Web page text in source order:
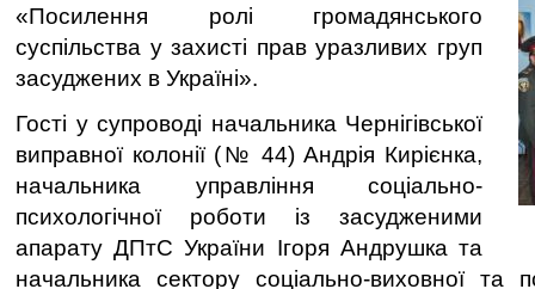
«Посилення ролі громадянського
суспільства у захисті прав уразливих груп
засуджених в Україні».
Гості у супроводі начальника Чернігівської
виправної колонії (№ 44) Андрія Кирієнка,
начальника управління соціально-
психологічної роботи із засудженими
апарату ДПтС України Ігоря Андрушка та
начальника сектору соціально-виховної та